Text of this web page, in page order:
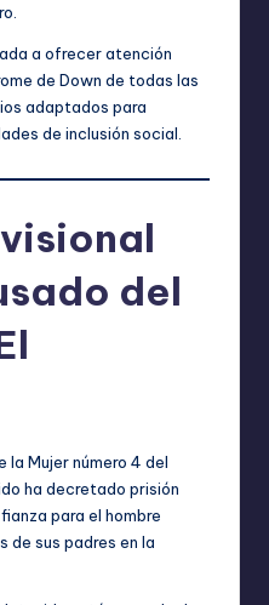
a ofrecer atención
de Down de todas las
adaptados para
de inclusión social.
del
la Mujer número 4 del
ha decretado prisión
para el hombre
de sus padres en la